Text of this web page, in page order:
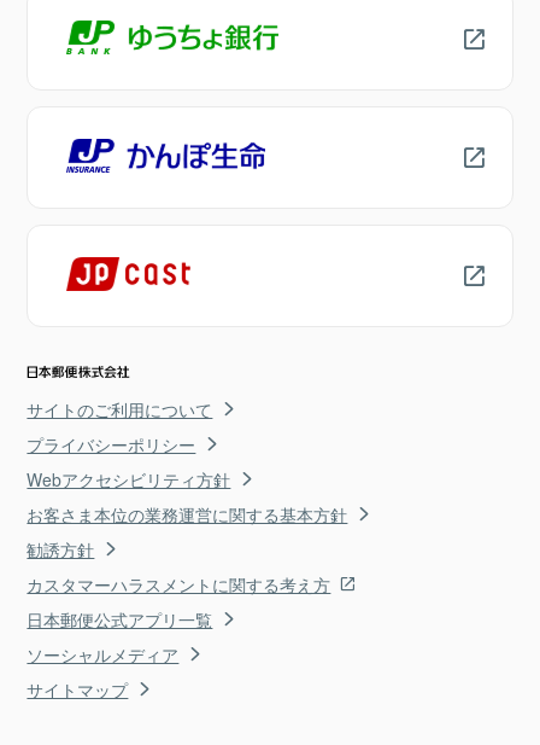
サイトのご利用について
プライバシーポリシー
Webアクセシビリティ方針
お客さま本位の業務運営に関する基本方針
勧誘方針
カスタマーハラスメントに関する考え方
日本郵便公式アプリ一覧
ソーシャルメディア
サイトマップ